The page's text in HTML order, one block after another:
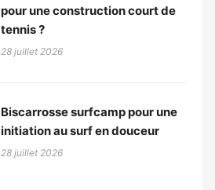
pour une construction court de
tennis ?
28 juillet 2026
Biscarrosse surfcamp pour une
initiation au surf en douceur
28 juillet 2026